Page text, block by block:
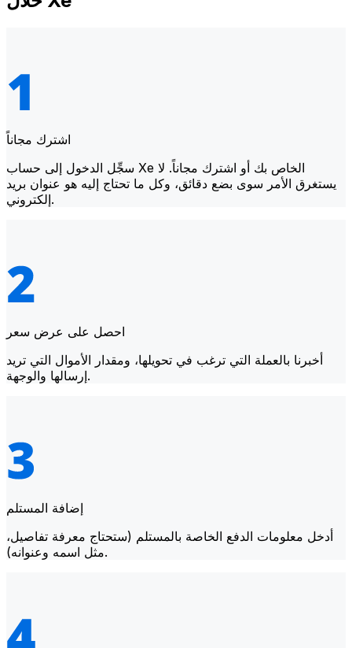
اشترك مجاناً
سجِّل الدخول إلى حساب Xe الخاص بك أو اشترك مجاناً. لا
يستغرق الأمر سوى بضع دقائق، وكل ما تحتاج إليه هو عنوان بريد
إلكتروني.
احصل على عرض سعر
أخبرنا بالعملة التي ترغب في تحويلها، ومقدار الأموال التي تريد
إرسالها والوجهة.
إضافة المستلم
أدخل معلومات الدفع الخاصة بالمستلم (ستحتاج معرفة تفاصيل،
مثل اسمه وعنوانه).